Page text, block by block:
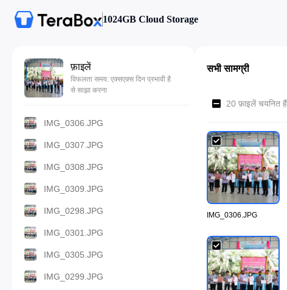
1024GB Cloud Storage
फ़ाइलें
विफलता समय: एक्सएक्स दिन प्रभावी है
से साझा करना
IMG_0306.JPG
IMG_0307.JPG
IMG_0308.JPG
IMG_0309.JPG
IMG_0298.JPG
IMG_0301.JPG
IMG_0305.JPG
IMG_0299.JPG
सभी सामग्री
20 फ़ाइलें चयनित
IMG_0306.JPG